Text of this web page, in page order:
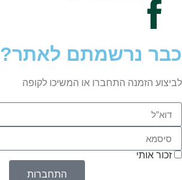
כבר נרשמתם לאתר?
לביצוע הזמנה התחברו או המשיכו לקופה
זכור אותי
התחברות